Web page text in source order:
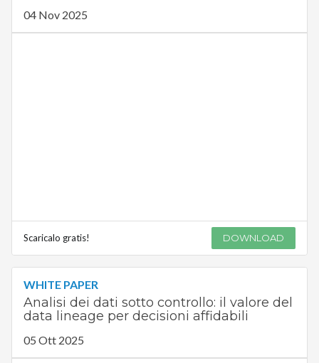
04 Nov 2025
Scaricalo gratis! DOWNLOAD
WHITE PAPER
Analisi dei dati sotto controllo: il valore del
data lineage per decisioni affidabili
05 Ott 2025